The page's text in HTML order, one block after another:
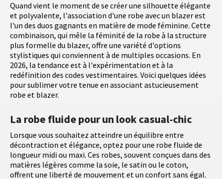
Quand vient le moment de se créer une silhouette élégante
et polyvalente, l'association d'une robe avec un blazer est
l'un des duos gagnants en matière de mode féminine. Cette
combinaison, qui mêle la féminité de la robe à la structure
plus formelle du blazer, offre une variété d'options
stylistiques qui conviennent à de multiples occasions. En
2026, la tendance est à l'expérimentation et à la
redéfinition des codes vestimentaires. Voici quelques idées
pour sublimer votre tenue en associant astucieusement
robe et blazer.
La robe fluide pour un look casual-chic
Lorsque vous souhaitez atteindre un équilibre entre
décontraction et élégance, optez pour une robe fluide de
longueur midi ou maxi. Ces robes, souvent conçues dans des
matières légères comme la soie, le satin ou le coton,
offrent une liberté de mouvement et un confort sans égal.